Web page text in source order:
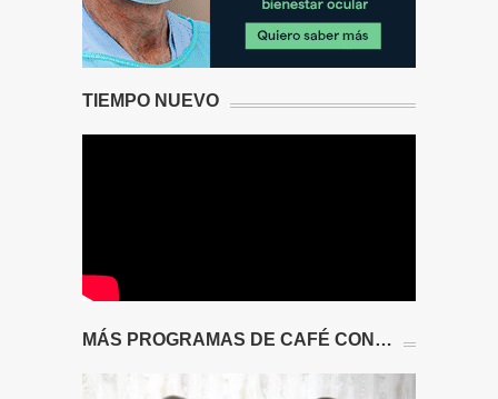
TIEMPO NUEVO
MÁS PROGRAMAS DE CAFÉ CON…